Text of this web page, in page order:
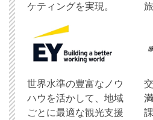
ケティングを実現。
世界水準の豊富なノウ
ハウを活かして、地域
ごとに最適な観光支援